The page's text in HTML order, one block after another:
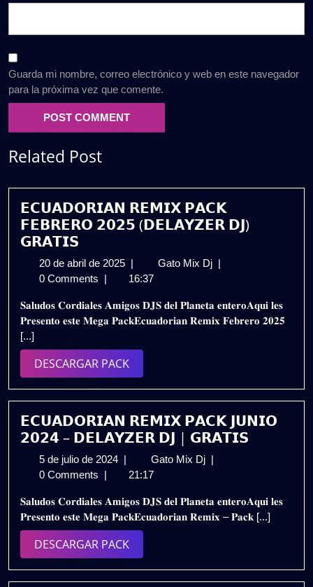
Guarda mi nombre, correo electrónico y web en este navegador
para la próxima vez que comente.
Related Post
𝗘𝗖𝗨𝗔𝗗𝗢𝗥𝗜𝗔𝗡 𝗥𝗘𝗠𝗜𝗫 𝗣𝗔𝗖𝗞
𝗙𝗘𝗕𝗥𝗘𝗥𝗢 𝟮𝟬𝟮𝟱 (𝗗𝗘𝗟𝗔𝗬𝗭𝗘𝗥 𝗗𝗝)
𝗚𝗥𝗔𝗧𝗜𝗦
20 de abril de 2025 20
de
de
2025
Gato Mix Dj 𝗘𝗖𝗨𝗔𝗗𝗢𝗥𝗜𝗔𝗡
𝗙𝗘𝗕𝗥𝗘𝗥𝗢
𝟮𝟬𝟮𝟱
0 Comments
16:37
𝐒𝐚𝐥𝐮𝐝𝐨𝐬 𝐂𝐨𝐫𝐝𝐢𝐚𝐥𝐞𝐬 𝐀𝐦𝐢𝐠𝐨𝐬 𝐃𝐉𝐒 𝐝𝐞𝐥 𝐏𝐥𝐚𝐧𝐞𝐭𝐚 𝐞𝐧𝐭𝐞𝐫𝐨𝐀𝐪𝐮𝐢 𝐥𝐞𝐬
𝐏𝐫𝐞𝐬𝐞𝐧𝐭𝐨 𝐞𝐬𝐭𝐞 𝐌𝐞𝐠𝐚 𝐏𝐚𝐜𝐤𝐄𝐜𝐮𝐚𝐝𝐨𝐫𝐢𝐚𝐧 𝐑𝐞𝐦𝐢𝐱 𝐅𝐞𝐛𝐫𝐞𝐫𝐨 𝟐𝟎𝟐𝟓
[...]
DESCARGAR PACKDESCARGAR
PACK
𝗘𝗖𝗨𝗔𝗗𝗢𝗥𝗜𝗔𝗡 𝗥𝗘𝗠𝗜𝗫 𝗣𝗔𝗖𝗞 𝗝𝗨𝗡𝗜𝗢
𝟮𝟬𝟮𝟰 – 𝗗𝗘𝗟𝗔𝗬𝗭𝗘𝗥 𝗗𝗝 | 𝗚𝗥𝗔𝗧𝗜𝗦
5 de julio de 2024 5
de
de
2024
Gato Mix Dj 𝗘𝗖𝗨𝗔𝗗𝗢𝗥𝗜𝗔𝗡
𝗝𝗨𝗡𝗜𝗢
𝟮𝟬𝟮𝟰
𝗗𝗝
|
0 Comments
21:17
𝐒𝐚𝐥𝐮𝐝𝐨𝐬 𝐂𝐨𝐫𝐝𝐢𝐚𝐥𝐞𝐬 𝐀𝐦𝐢𝐠𝐨𝐬 𝐃𝐉𝐒 𝐝𝐞𝐥 𝐏𝐥𝐚𝐧𝐞𝐭𝐚 𝐞𝐧𝐭𝐞𝐫𝐨𝐀𝐪𝐮𝐢 𝐥𝐞𝐬
𝐏𝐫𝐞𝐬𝐞𝐧𝐭𝐨 𝐞𝐬𝐭𝐞 𝐌𝐞𝐠𝐚 𝐏𝐚𝐜𝐤𝐄𝐜𝐮𝐚𝐝𝐨𝐫𝐢𝐚𝐧 𝐑𝐞𝐦𝐢𝐱 – 𝐏𝐚𝐜𝐤 [...]
DESCARGAR PACKDESCARGAR
PACK